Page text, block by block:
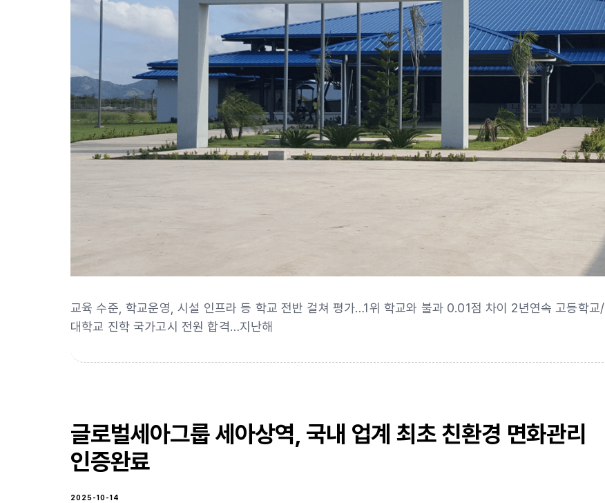
교육 수준, 학교운영, 시설 인프라 등 학교 전반 걸쳐 평가…1위 학교와 불과 0.01점 차이 2년연속 고등학교/
대학교 진학 국가고시 전원 합격…지난해
글로벌세아그룹 세아상역, 국내 업계 최초 친환경 면화관리
인증완료
2025-10-14